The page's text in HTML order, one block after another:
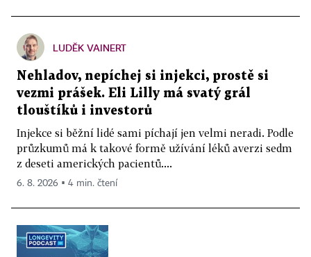
LUDĚK VAINERT
Nehladov, nepíchej si injekci, prostě si
vezmi prášek. Eli Lilly má svatý grál
tlouštíků i investorů
Injekce si běžní lidé sami píchají jen velmi neradi. Podle
průzkumů má k takové formě užívání léků averzi sedm
z deseti amerických pacientů....
6. 8. 2026 ▪ 4 min. čtení